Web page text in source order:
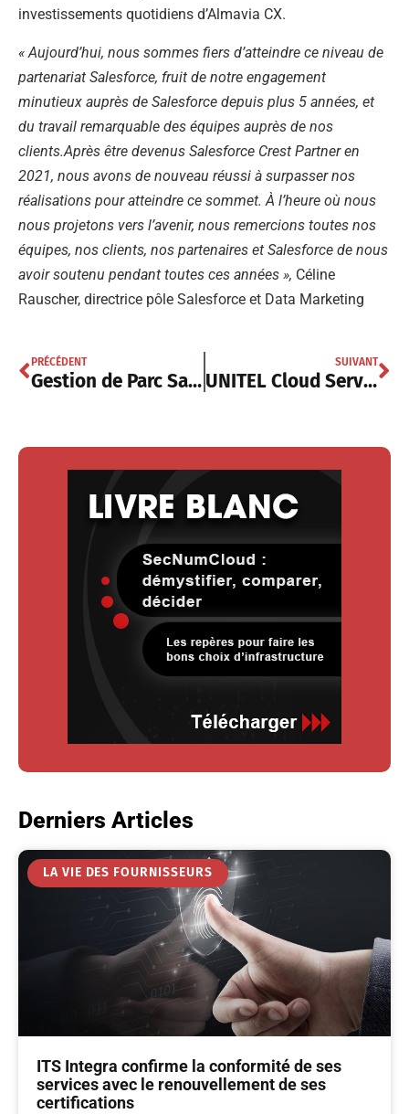
investissements quotidiens d’Almavia CX.
« Aujourd’hui, nous sommes fiers d’atteindre ce niveau de
partenariat Salesforce, fruit de notre engagement
minutieux auprès de Salesforce depuis plus 5 années, et
du travail remarquable des équipes auprès de nos
clients.Après être devenus Salesforce Crest Partner en
2021, nous avons de nouveau réussi à surpasser nos
réalisations pour atteindre ce sommet. À l’heure où nous
nous projetons vers l’avenir, nous remercions toutes nos
équipes, nos clients, nos partenaires et Salesforce de nous
avoir soutenu pendant toutes ces années », Céline
Rauscher, directrice pôle Salesforce et Data Marketing
PRÉCÉDENT
Gestion de Parc SaaS: RZILIENT lève des fonds
SUIVANT
UNITEL Cloud Services investit sur le Cloud Haute Performance
Derniers Articles
LA VIE DES FOURNISSEURS
ITS Integra confirme la conformité de ses
services avec le renouvellement de ses
certifications